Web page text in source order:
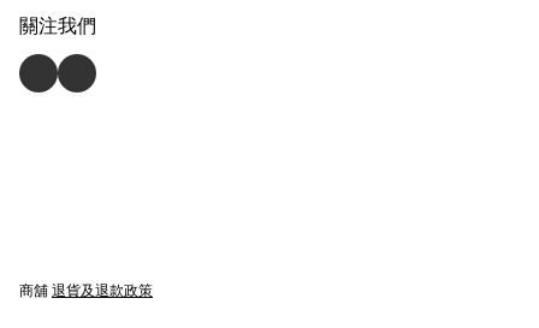
關注我們
商舖退貨及退款政策